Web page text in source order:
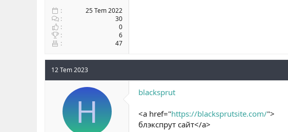
25 Tem 2022
30
0
6
47
12 Tem 2023
H blacksprut
<a href="https://blacksprutsite.com/">
блэкспрут сайт</a>